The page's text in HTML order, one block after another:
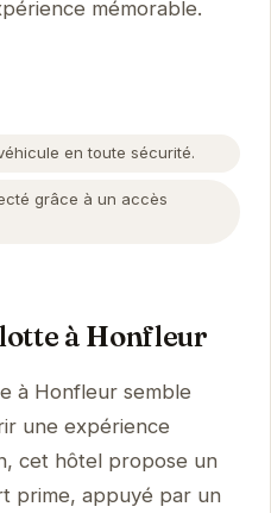
mémorable.
en toute sécurité.
grâce à un accès
à Honfleur
à Honfleur semble
une expérience
cet hôtel propose un
prime, appuyé par un